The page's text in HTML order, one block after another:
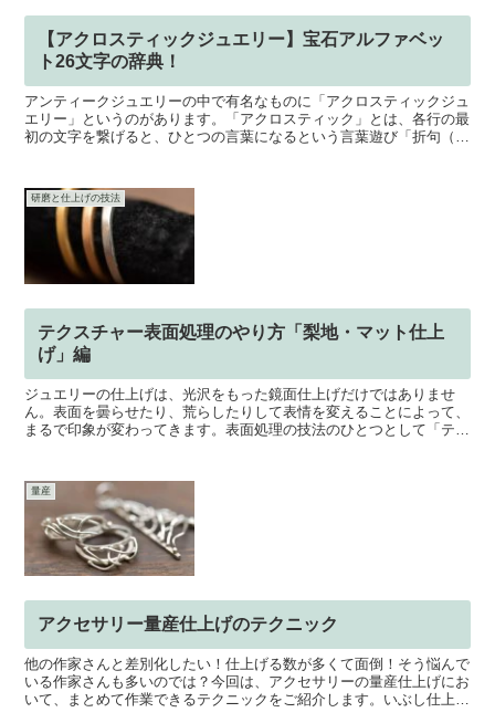
【アクロスティックジュエリー】宝石アルファベッ
ト26文字の辞典！
アンティークジュエリーの中で有名なものに「アクロスティックジュ
エリー」というのがあります。「アクロスティック」とは、各行の最
初の文字を繋げると、ひとつの言葉になるという言葉遊び「折句（お
研磨と仕上げの技法
テクスチャー表面処理のやり方「梨地・マット仕上
げ」編
ジュエリーの仕上げは、光沢をもった鏡面仕上げだけではありませ
ん。表面を曇らせたり、荒らしたりして表情を変えることによって、
まるで印象が変わってきます。表面処理の技法のひとつとして「テク
量産
アクセサリー量産仕上げのテクニック
他の作家さんと差別化したい！仕上げる数が多くて面倒！そう悩んで
いる作家さんも多いのでは？今回は、アクセサリーの量産仕上げにお
いて、まとめて作業できるテクニックをご紹介します。いぶし仕上げ